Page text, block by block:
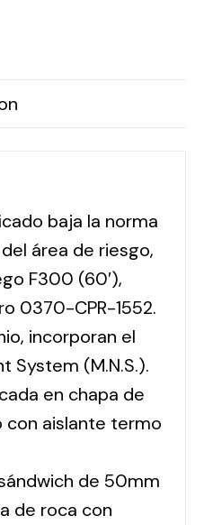
baja la norma
área de riesgo,
F300 (60′),
0370-CPR-1552.
incorporan el
System (M.N.S.).
en chapa de
con aislante termo
de 50mm
de roca con